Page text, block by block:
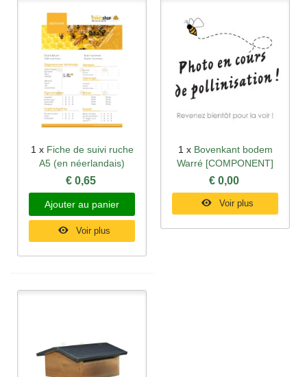
1 x Fiche de suivi ruche
A5 (en néerlandais)
€ 0,65
Ajouter au panier
Voir plus
1 x Bovenkant bodem
Warré [COMPONENT]
€ 0,00
Voir plus